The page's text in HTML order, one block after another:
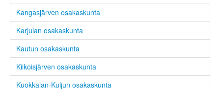
Kangasjärven osakaskunta
Karjulan osakaskunta
Kautun osakaskunta
Kiikoisjärven osakaskunta
Kuokkalan-Kuljun osakaskunta